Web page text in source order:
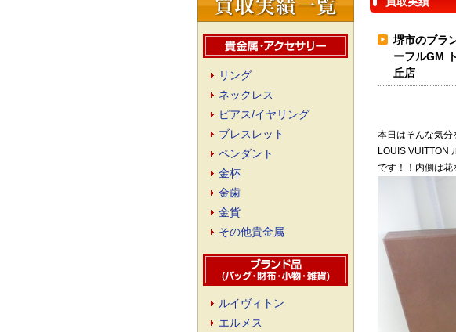
堺市のブラ
ーフルGM
丘店
本日はそんな気分
LOUIS VUITTON
です！！内側は花
リング
ネックレス
ピアス/イヤリング
ブレスレット
ペンダント
金杯
金歯
金貨
その他貴金属
ルイヴィトン
エルメス